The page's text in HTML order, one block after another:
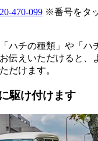
470-099 ※番号をタ
ハチの種類」や「ハ
伝えいただけると、
だけます。
駆け付けます